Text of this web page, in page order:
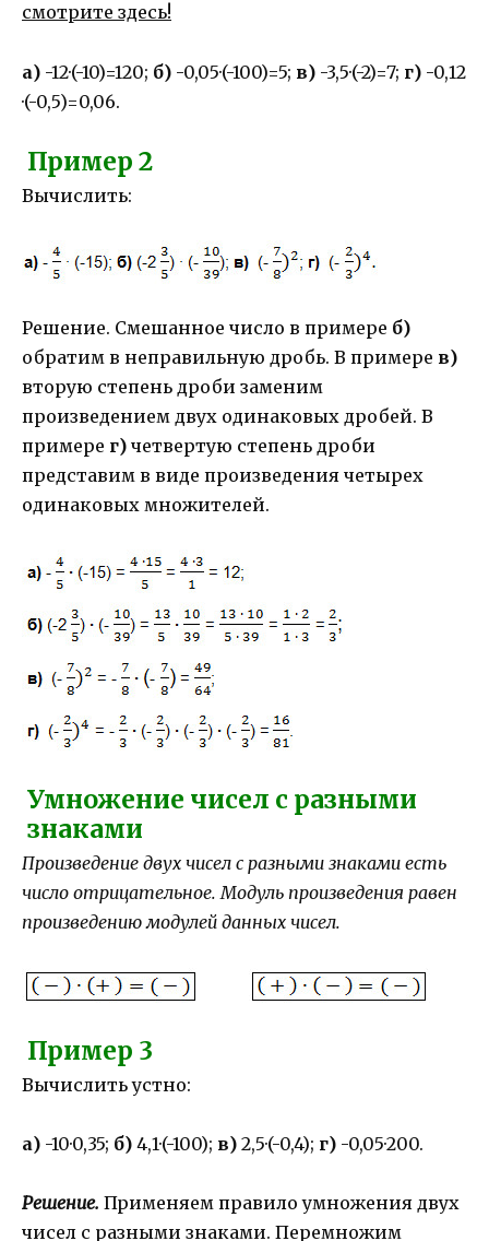
смотрите здесь!
а) -12·(-10)=120; б) -0,05·(-100)=5; в) -3,5·(-2)=7; г) -0,12
·(-0,5)=0,06.
Пример 2
Вычислить:
Решение. Смешанное число в примере б)
обратим в неправильную дробь. В примере в)
вторую степень дроби заменим
произведением двух одинаковых дробей. В
примере г) четвертую степень дроби
представим в виде произведения четырех
одинаковых множителей.
Умножение чисел с разными
знаками
Произведение двух чисел с разными знаками есть
число отрицательное. Модуль произведения равен
произведению модулей данных чисел.
Пример 3
Вычислить устно:
а) -10·0,35; б) 4,1·(-100); в) 2,5·(-0,4); г) -0,05·200.
Решение. Применяем правило умножения двух
чисел с разными знаками. Перемножим